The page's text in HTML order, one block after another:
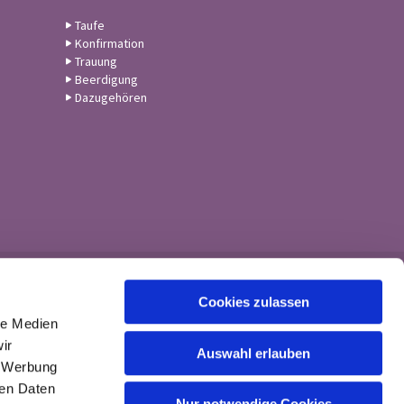
Medien
Daten
Cookies zulassen
Auswahl erlauben
Taufe
Konfirmation
Trauung
Beerdigung
Dazugehören